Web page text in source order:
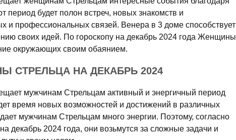
будет полон встреч, новых знакомств и
и профессиональных связей. Венера в 3 доме способствует
своих идей. По гороскопу на декабрь 2024 года Женщины
окружающих своим обаянием.
СТРЕЛЬЦА НА ДЕКАБРЬ 2024
мужчинам Стрельцам активный и энергичный период
время новых возможностей и достижений в различных
мужчинам Стрельцам много энергии. Поэтому, согласно
декабрь 2024 года, они возьмутся за сложные задачи и